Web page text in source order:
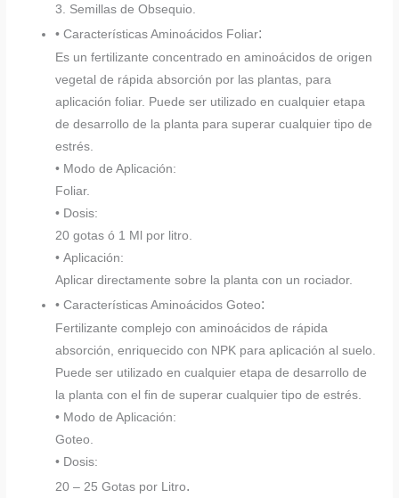
3. Semillas de Obsequio.
• Características Aminoácidos Foliar:
Es un fertilizante concentrado en aminoácidos de origen
vegetal de rápida absorción por las plantas, para
aplicación foliar. Puede ser utilizado en cualquier etapa
de desarrollo de la planta para superar cualquier tipo de
estrés.
• Modo de Aplicación:
Foliar.
• Dosis:
20 gotas ó 1 Ml por litro.
• Aplicación:
Aplicar directamente sobre la planta con un rociador.
• Características Aminoácidos Goteo:
Fertilizante complejo con aminoácidos de rápida
absorción, enriquecido con NPK para aplicación al suelo.
Puede ser utilizado en cualquier etapa de desarrollo de
la planta con el fin de superar cualquier tipo de estrés.
• Modo de Aplicación:
Goteo.
• Dosis:
20 – 25 Gotas por Litro.